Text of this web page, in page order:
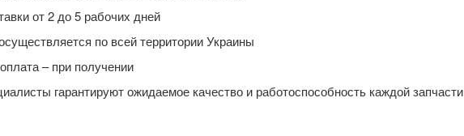
от 2 до 5 рабочих дней
по всей территории Украины
– при получении
гарантируют ожидаемое качество и работоспособность каждой запчасти